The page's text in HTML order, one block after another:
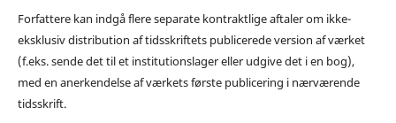
Forfattere kan indgå flere separate kontraktlige aftaler om ikke-
eksklusiv distribution af tidsskriftets publicerede version af værket
(f.eks. sende det til et institutionslager eller udgive det i en bog),
med en anerkendelse af værkets første publicering i nærværende
tidsskrift.